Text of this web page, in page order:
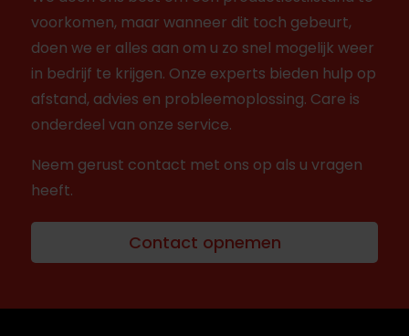
voorkomen, maar wanneer dit toch gebeurt,
doen we er alles aan om u zo snel mogelijk weer
in bedrijf te krijgen. Onze experts bieden hulp op
afstand, advies en probleemoplossing. Care is
onderdeel van onze service.
Neem gerust contact met ons op als u vragen
heeft.
Contact opnemen